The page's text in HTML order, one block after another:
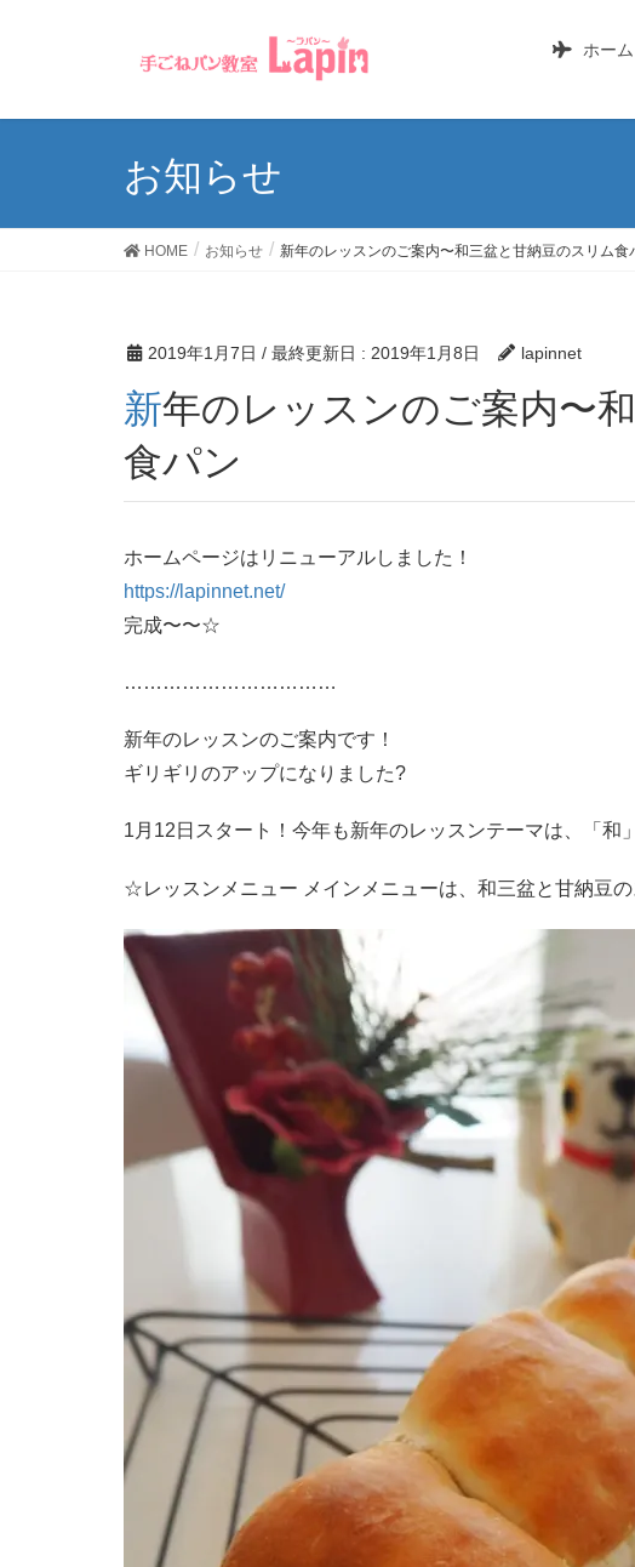
ホーム
お知らせ
HOME お知らせ 新年のレッスンのご案内〜和三盆と甘納豆のスリム食
2019年1月7日 / 最終更新日 : 2019年1月8日 lapinnet
新年のレッスンのご案内〜和三盆と甘納豆のスリム
食パン
ホームページはリニューアルしました！
https://lapinnet.net/
完成〜〜☆
……………………………
新年のレッスンのご案内です！
ギリギリのアップになりました?
1月12日スタート！今年も新年のレッスンテーマは、「和
☆レッスンメニュー メインメニューは、和三盆と甘納豆